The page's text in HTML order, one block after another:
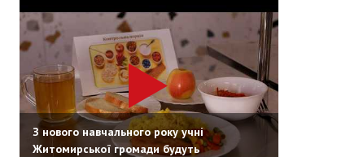
З нового навчального року учні
Житомирської громади будуть